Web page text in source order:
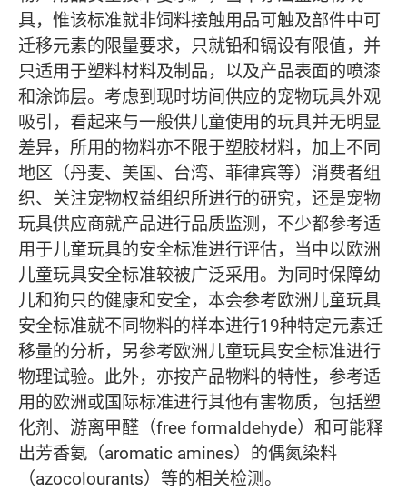
具，惟该标准就非饲料接触用品可触及部件中可
迁移元素的限量要求，只就铅和镉设有限值，并
只适用于塑料材料及制品，以及产品表面的喷漆
和涂饰层。考虑到现时坊间供应的宠物玩具外观
吸引，看起来与一般供儿童使用的玩具并无明显
差异，所用的物料亦不限于塑胶材料，加上不同
地区（丹麦、美国、台湾、菲律宾等）消费者组
织、关注宠物权益组织所进行的研究，还是宠物
玩具供应商就产品进行品质监测，不少都参考适
用于儿童玩具的安全标准进行评估，当中以欧洲
儿童玩具安全标准较被广泛采用。为同时保障幼
儿和狗只的健康和安全，本会参考欧洲儿童玩具
安全标准就不同物料的样本进行19种特定元素迁
移量的分析，另参考欧洲儿童玩具安全标准进行
物理试验。此外，亦按产品物料的特性，参考适
用的欧洲或国际标准进行其他有害物质，包括塑
化剂、游离甲醛（free formaldehyde）和可能释
出芳香氨（aromatic amines）的偶氮染料
（azocolourants）等的相关检测。